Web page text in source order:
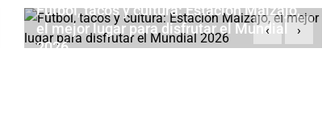
Fútbol, tacos y cultura: Estación Maizajo,
el mejor lugar para disfrutar el Mundial
2026
‹ ›